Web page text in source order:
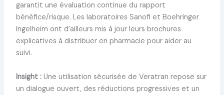
garantit une évaluation continue du rapport
bénéfice/risque. Les laboratoires Sanofi et Boehringer
Ingelheim ont d’ailleurs mis à jour leurs brochures
explicatives à distribuer en pharmacie pour aider au
suivi.
Insight :Une utilisation sécurisée de Veratran repose sur
un dialogue ouvert, des réductions progressives et un